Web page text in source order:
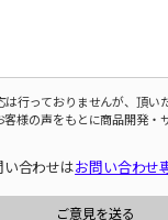
は行っておりませんが、頂い
客様の声をもとに商品開発・
合わせはお問い合わせ